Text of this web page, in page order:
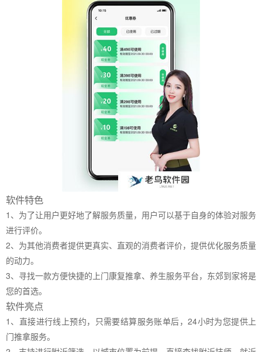
软件特色
1、为了让用户更好地了解服务质量，用户可以基于自身的体验对服务
进行评价。
2、为其他消费者提供更真实、直观的消费者评价，提供优化服务质量
的动力。
3、寻找一款方便快捷的上门康复推拿、养生服务平台，东郊到家将是
您的首选。
软件亮点
1、直接进行线上预约，只需要结算服务账单后，24小时为您提供上
门推拿服务。